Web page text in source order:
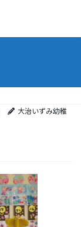
大治いずみ幼稚